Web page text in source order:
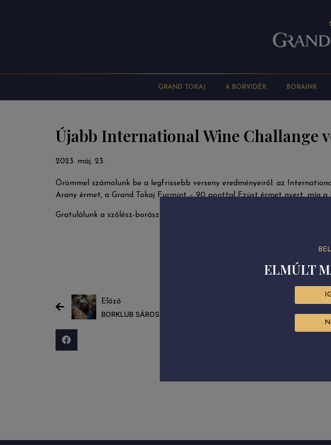
GRAND TOKAJ A BORVIDÉK BORAINK
Újabb International Wine Challange
2023. máj. 23.
Örömmel számolunk be a legfrissebb verseny eredményeiről: az
Arany érmet, a Grand Tokaj Furmint – 90 ponttal Ezüst érmet nyert, míg
Gratulálunk a szőlész-borász-palackozó csapatnak az újabb arany éremhez!
Előző
BORKLUB SÁROSPATAKON DR. LŐRINCZ GYÖRGGYEL, A ST.
ELMÚLT